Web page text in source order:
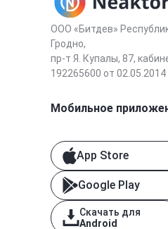
ООО «Битдев»
Гродно,
пр-т Я. Купалы, 87,
192265600 от 02.05.2014
Мобильное
App Store
Google Play
Скачать для
Android